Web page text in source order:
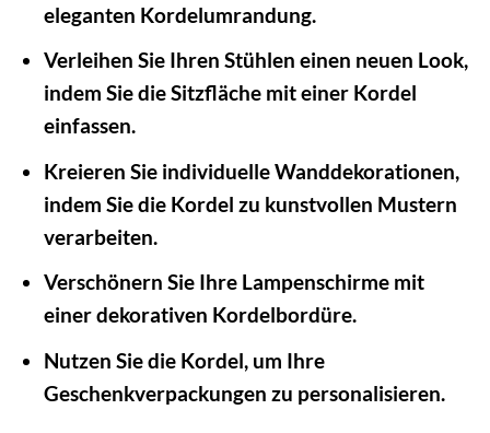
eleganten Kordelumrandung.
Verleihen Sie Ihren Stühlen einen neuen Look,
indem Sie die Sitzfläche mit einer Kordel
einfassen.
Kreieren Sie individuelle Wanddekorationen,
indem Sie die Kordel zu kunstvollen Mustern
verarbeiten.
Verschönern Sie Ihre Lampenschirme mit
einer dekorativen Kordelbordüre.
Nutzen Sie die Kordel, um Ihre
Geschenkverpackungen zu personalisieren.